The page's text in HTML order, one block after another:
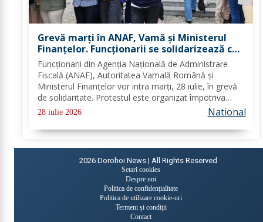
Grevă marți în ANAF, Vamă și Ministerul
Finanțelor. Funcționarii se solidarizează cu
protestul din sănătate
Funcționarii din Agenția Națională de Administrare
Fiscală (ANAF), Autoritatea Vamală Română și
Ministerul Finanțelor vor intra marți, 28 iulie, în grevă
de solidaritate. Protestul este organizat împotriva
proiectului noii legi a salarizării și are loc în aceeași zi
28 iulie 2026 National
2026 Dorohoi News | All Rights Reserved
Setari cookies
Despre noi
Politica de confidențialitate
Politica de utilizare cookie-uri
Termeni și condiții
Contact